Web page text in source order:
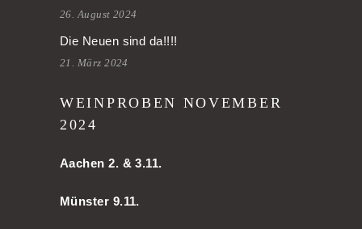
26. August 2024
Die Neuen sind da!!!!
21. März 2024
WEINPROBEN NOVEMBER
2024
Aachen 2. & 3.11.
Münster 9.11.